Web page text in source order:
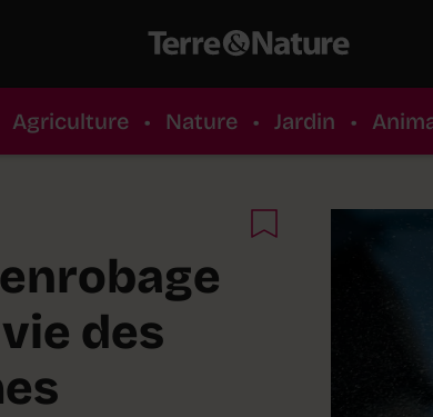
Agriculture • Nature • Jardin •
des